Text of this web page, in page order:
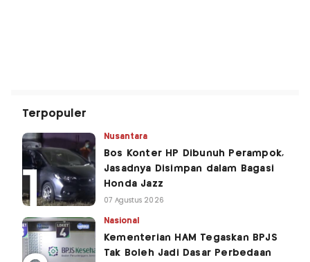
Terpopuler
Nusantara
Bos Konter HP Dibunuh Perampok,
Jasadnya Disimpan dalam Bagasi
Honda Jazz
07 Agustus 2026
Nasional
Kementerian HAM Tegaskan BPJS
Tak Boleh Jadi Dasar Perbedaan